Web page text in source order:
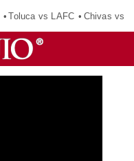
Toluca vs LAFC Chivas vs